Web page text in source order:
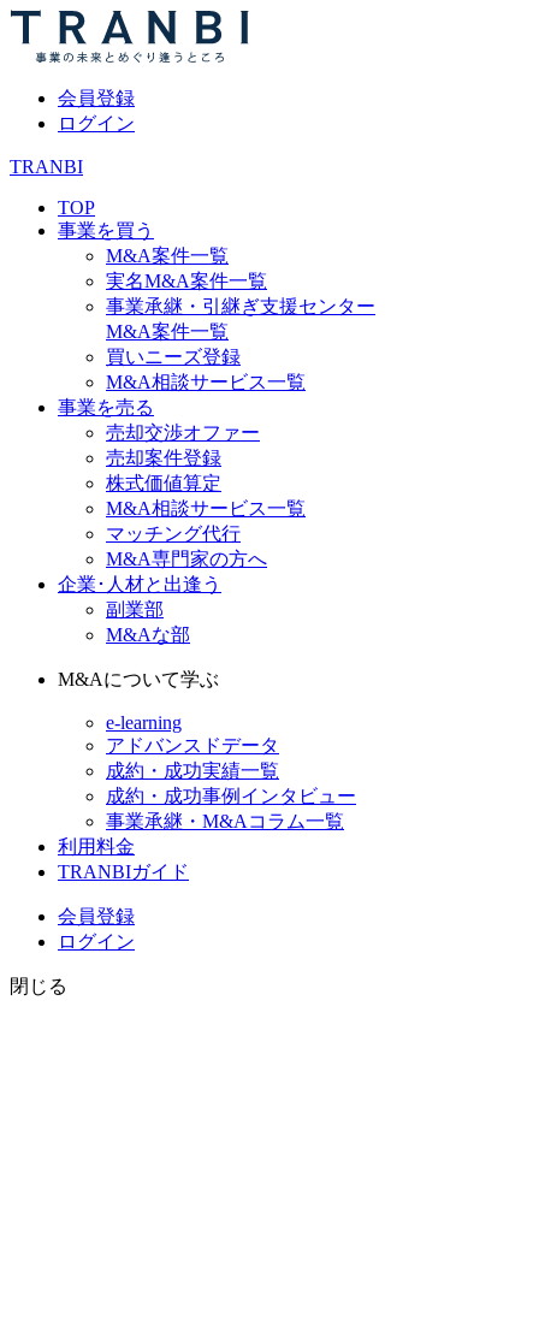
会員登録
ログイン
TRANBI
TOP
事業を買う
M&A案件一覧
実名M&A案件一覧
事業承継・引継ぎ支援センター
M&A案件一覧
買いニーズ登録
M&A相談サービス一覧
事業を売る
売却交渉オファー
売却案件登録
株式価値算定
M&A相談サービス一覧
マッチング代行
M&A専門家の方へ
企業･人材と出逢う
副業部
M&Aな部
M&Aについて学ぶ
e-learning
アドバンスドデータ
成約・成功実績一覧
成約・成功事例インタビュー
事業承継・M&Aコラム一覧
利用料金
TRANBIガイド
会員登録
ログイン
閉じる